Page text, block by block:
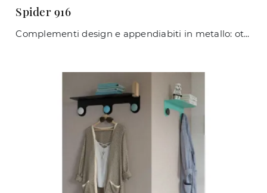
Spider 916
Complementi design e appendiabiti in metallo: ottieni informazioni sul modello Spider 916 di Maconi e potrai completare i tuoi interni.